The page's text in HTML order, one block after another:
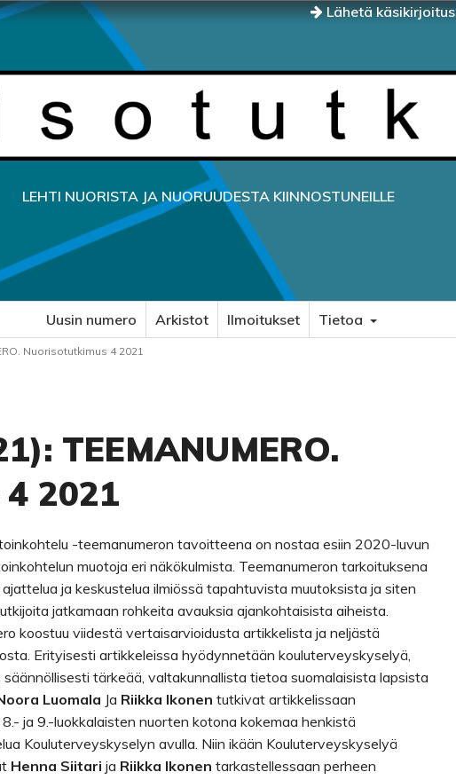
Lähetä käsikirjoitus
LEHTI NUORISTA JA NUORUUDESTA KIINNOSTUNEILLE
Uusin numero Arkistot Ilmoitukset Tietoa
Nuorisotutkimus 4 2021
TEEMANUMERO.
2021
-teemanumeron tavoitteena on nostaa esiin 2020-luvun
muotoja eri näkökulmista. Teemanumeron tarkoituksena
ja keskustelua ilmiössä tapahtuvista muutoksista ja siten
jatkamaan rohkeita avauksia ajankohtaisista aiheista.
koostuu viidestä vertaisarvioidusta artikkelista ja neljästä
Erityisesti artikkeleissa hyödynnetään kouluterveyskyselyä,
tärkeää, valtakunnallista tietoa suomalaisista lapsista
Luomala Ja Riikka Ikonen tutkivat artikkelissaan
8.- ja 9.-luokkalaisten nuorten kotona kokemaa henkistä
Kouluterveyskyselyn avulla. Niin ikään Kouluterveyskyselyä
Henna Siitari ja Riikka Ikonen tarkastellessaan perheen